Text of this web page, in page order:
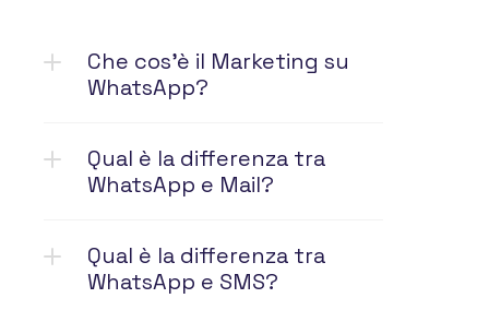
Che cos'è il Marketing su
WhatsApp?
Qual è la differenza tra
WhatsApp e Mail?
Qual è la differenza tra
WhatsApp e SMS?